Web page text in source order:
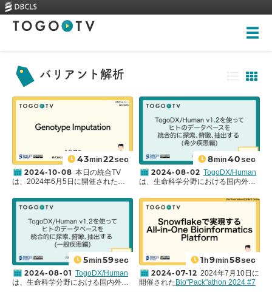
About
Skills-based courses
Rankings
Illustrations
全ての画像
Heritage Trees
Training
Contact
Frequently Asked Questions
バリアント解析
43min22sec
2024-10-08 本日の統合TV
は、2024年6月5日に開催された
ムアナリティクスジャパン 八谷 剛史
氏による「Genotype Imputation」を
お送りします。関連動画
TogoImputation (beta)(旧: NBDC-
DDBJインピュテーションサーバ)を
使ってSNPアレイデータの遺伝子型
推定解析を行う(準備編)」も合わせ
てご覧ください。
8min40sec
2024-08-02 TogoDX/Human
は、生命科学分野における国内外の
した情報をワンストップに探索でき
るウェブサービスです。
発法人科学技術振興機構 情報基盤事
業部 NBDC事業推進室と大学共同利
用機関法人 情報・システム研究機構
データサイエンス共同利用基盤施設
ライフサイエンス統合データベース
センター (DBCLS) が共同開発してい
ます。ヒトに関する遺伝子、タンパ
ク質、化合物、疾患など様々なカテ
5min59sec
2024-08-01 TogoDX/Human
は、生命科学分野における国内外の
1 h9min58sec
2024-07-12 2024年7月10日に
開催された Bio"Pack"athon 2024 #7